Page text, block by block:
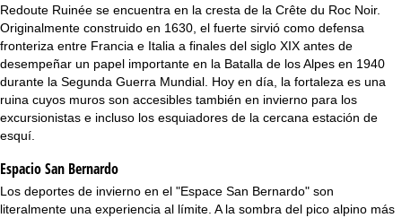
a
l
Redoute Ruinée se encuentra en la cresta de la Crête du Roc Noir.
Originalmente construido en 1630, el fuerte sirvió como defensa
fronteriza entre Francia e Italia a finales del siglo XIX antes de
desempeñar un papel importante en la Batalla de los Alpes en 1940
durante la Segunda Guerra Mundial. Hoy en día, la fortaleza es una
ruina cuyos muros son accesibles también en invierno para los
excursionistas e incluso los esquiadores de la cercana estación de
esquí.
Espacio San Bernardo
Los deportes de invierno en el "Espace San Bernardo" son
literalmente una experiencia al límite. A la sombra del pico alpino más